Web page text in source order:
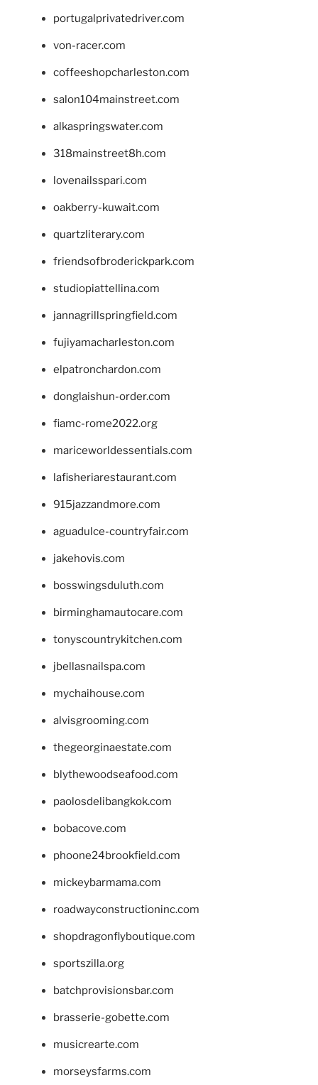
portugalprivatedriver.com
von-racer.com
coffeeshopcharleston.com
salon104mainstreet.com
alkaspringswater.com
318mainstreet8h.com
lovenailsspari.com
oakberry-kuwait.com
quartzliterary.com
friendsofbroderickpark.com
studiopiattellina.com
jannagrillspringfield.com
fujiyamacharleston.com
elpatronchardon.com
donglaishun-order.com
fiamc-rome2022.org
mariceworldessentials.com
lafisheriarestaurant.com
915jazzandmore.com
aguadulce-countryfair.com
jakehovis.com
bosswingsduluth.com
birminghamautocare.com
tonyscountrykitchen.com
jbellasnailspa.com
mychaihouse.com
alvisgrooming.com
thegeorginaestate.com
blythewoodseafood.com
paolosdelibangkok.com
bobacove.com
phoone24brookfield.com
mickeybarmama.com
roadwayconstructioninc.com
shopdragonflyboutique.com
sportszilla.org
batchprovisionsbar.com
brasserie-gobette.com
musicrearte.com
morseysfarms.com